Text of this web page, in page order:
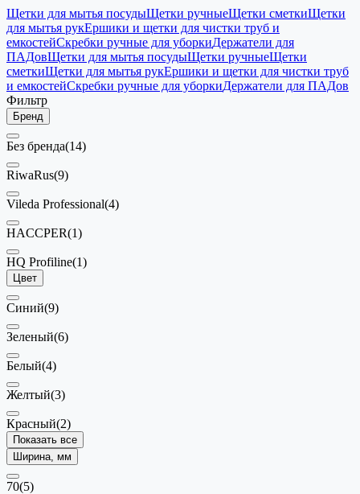
Щетки для мытья посудыЩетки ручныеЩетки сметкиЩетки
для мытья рукЕршики и щетки для чистки труб и
емкостейСкребки ручные для уборкиДержатели для
ПАДовЩетки для мытья посудыЩетки ручныеЩетки
сметкиЩетки для мытья рукЕршики и щетки для чистки труб
и емкостейСкребки ручные для уборкиДержатели для ПАДов
Фильтр
Бренд
Без бренда(14)
RiwaRus(9)
Vileda Professional(4)
HACCPER(1)
HQ Profiline(1)
Цвет
Синий(9)
Зеленый(6)
Белый(4)
Желтый(3)
Красный(2)
Показать все
Ширина, мм
70(5)